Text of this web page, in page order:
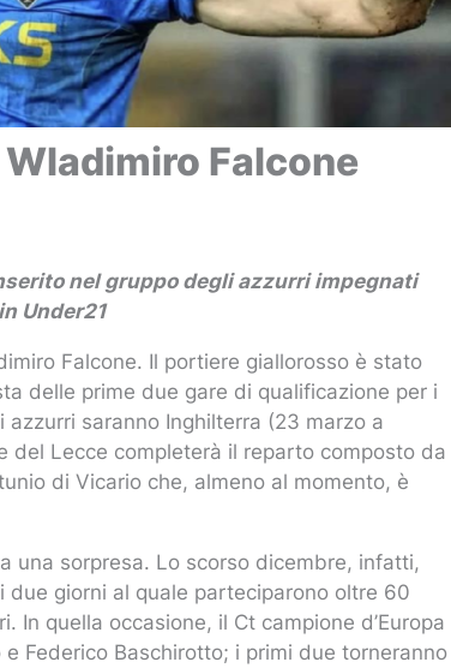
Falcone
nel gruppo degli azzurri impegnati
Under21
Falcone. Il portiere giallorosso è stato
delle prime due gare di qualificazione per i
saranno Inghilterra (23 marzo a
Lecce completerà il reparto composto da
di Vicario che, almeno al momento, è
una sorpresa. Lo scorso dicembre, infatti,
giorni al quale parteciparono oltre 60
In quella occasione, il Ct campione d’Europa
Federico Baschirotto; i primi due torneranno